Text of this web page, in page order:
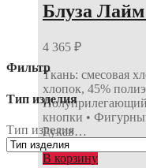
Блуза Лайм
4 365 ₽
Ткань: смесовая
хлопок, 45%
Полуприлегающий
кнопки •
Рукав…
В корзину
Фильтр
Тип изделия
Тип изделия